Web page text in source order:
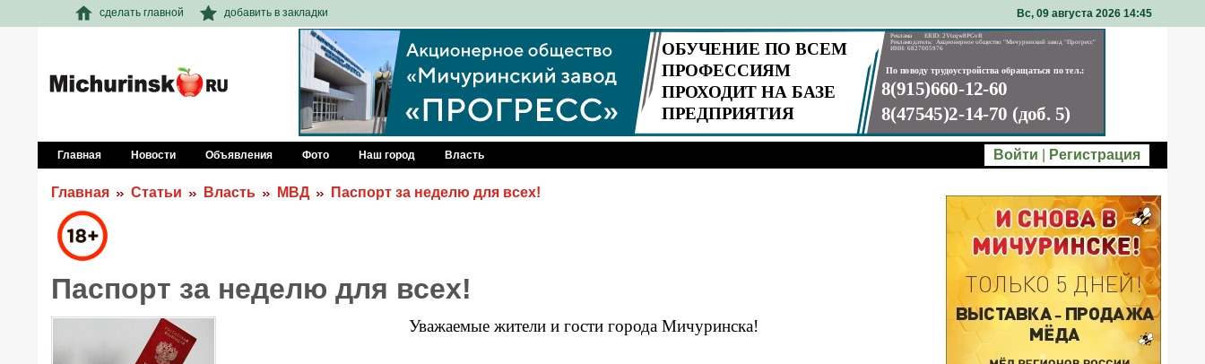
сделать главной добавить в закладки Вс, 09 августа 2026 14 45
Главная Новости Объявления Фото Наш город Власть Войти Регистрация
Главная Статьи Власть МВД Паспорт за неделю для всех!
Паспорт за неделю для всех!
Уважаемые жители и гости города Мичуринска!